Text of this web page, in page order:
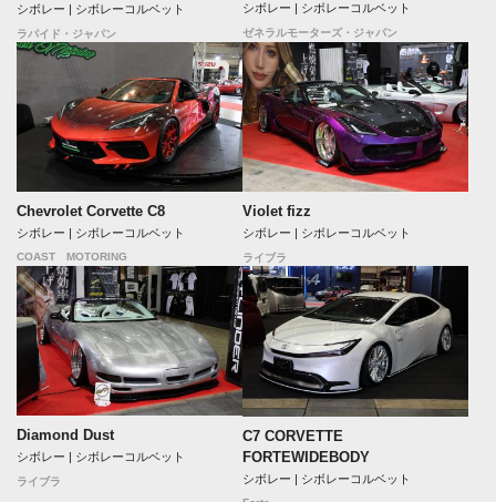
シボレー | シボレーコルベット
ラパイド・ジャパン
シボレー | シボレーコルベット
ゼネラルモーターズ・ジャパン
Chevrolet Corvette C8
シボレー | シボレーコルベット
COAST MOTORING
Violet fizz
シボレー | シボレーコルベット
ライブラ
Diamond Dust
シボレー | シボレーコルベット
ライブラ
C7 CORVETTE
FORTEWIDEBODY
シボレー | シボレーコルベット